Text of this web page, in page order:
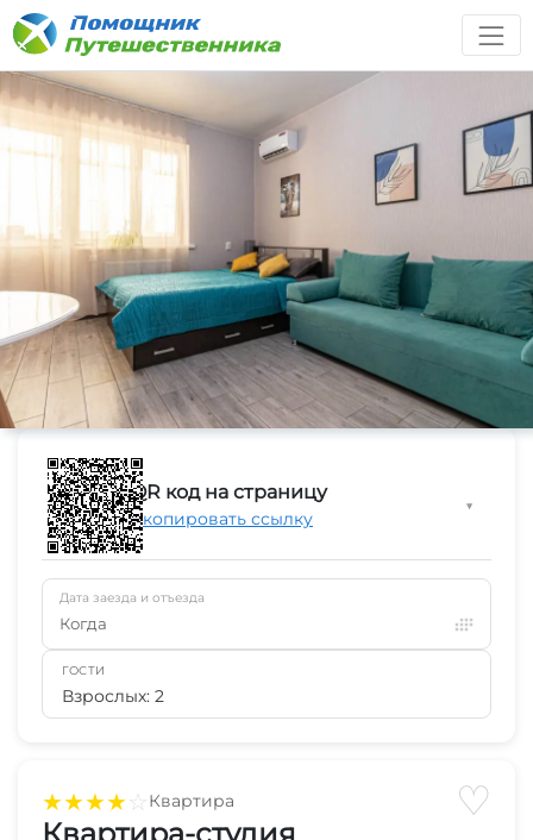
★★★★☆Квартира ♡
QR код на страницу
Скопировать ссылку
▼
Дата заезда и отъезда
Когда
ГОСТИ
Взрослых: 2